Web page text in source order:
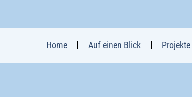
Home Auf einen Blick Projekte